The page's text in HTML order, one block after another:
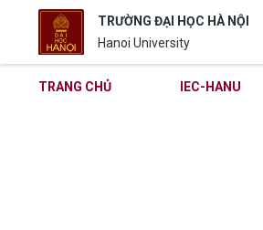
TRƯỜNG ĐẠI HỌC HÀ NỘI
Hanoi University
TRANG CHỦ IEC-HANU